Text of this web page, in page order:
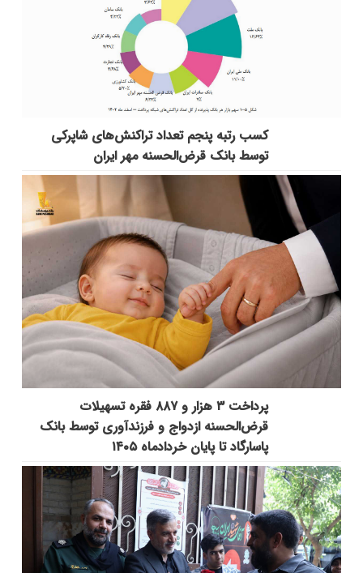
کسب رتبه پنجم تعداد تراکنش‌های شاپرکی
توسط بانک قرض‌الحسنه مهر ایران
پرداخت ۳ هزار و ۸۸۷ فقره تسهیلات
قرض‌الحسنه ازدواج و فرزندآوری توسط بانک
پاسارگاد تا پایان خردادماه ۱۴۰۵